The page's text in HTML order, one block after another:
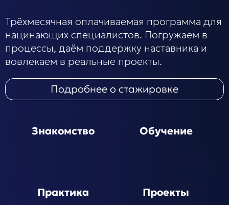
Трёхмесячная оплачиваемая программа для
нацинающих специалистов. Погружаем в
процессы, даём поддержку наставника и
вовлекаем в реальные проекты.
Подробнее о стажировке
Знакомство Обучение
Практика Проекты